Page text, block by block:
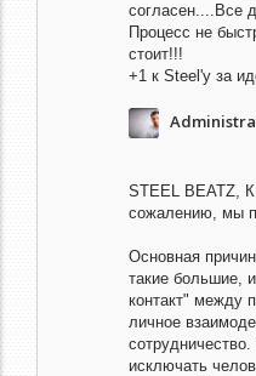
согласен....Все
Процесс не
стоит!!!
+1 к Steel'у за
STEEL BEATZ,
сожалению, мы
Основная
такие большие,
контакт" между
личное
исключать